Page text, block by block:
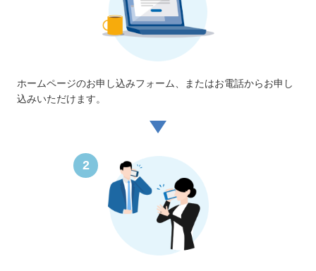
ホームページのお申し込みフォーム、またはお電話からお申し
込みいただけます。
2